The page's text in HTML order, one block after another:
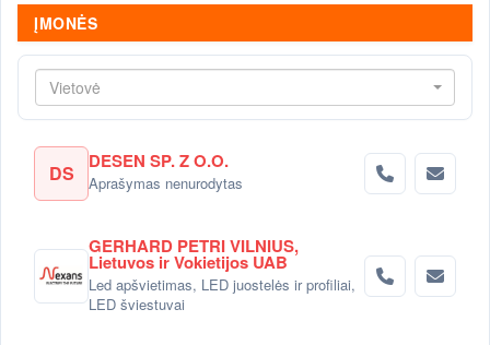
ĮMONĖS
Vietovė
DS DESEN SP. Z O.O.
Aprašymas nenurodytas
GERHARD PETRI VILNIUS,
Lietuvos ir Vokietijos UAB
Led apšvietimas, LED juostelės ir profiliai,
LED šviestuvai